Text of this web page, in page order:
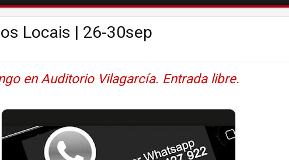
Locais | 26-30sep
en Auditorio Vilagarcía. Entrada libre.